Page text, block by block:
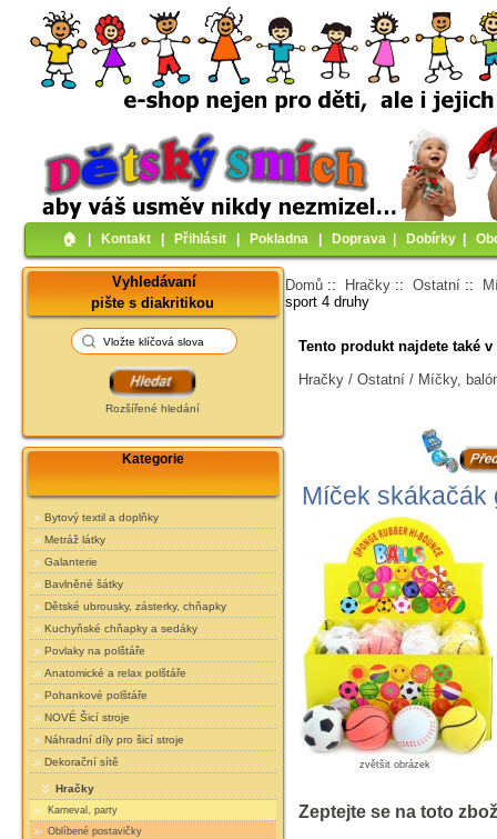
🏠︎ Kontakt Přihlásit Pokladna Doprava Dobírky
Vyhledávaní
pište s diakritikou
Rozšířené hledání
Kategorie
Bytový textil a doplňky
Metráž látky
Galanterie
Bavlněné šátky
Dětské ubrousky, zásterky, chňapky
Kuchyňské chňapky a sedáky
Povlaky na polštáře
Anatomické a relax polštáře
Pohankové polštáře
NOVÉ Šicí stroje
Náhradní díly pro šicí stroje
Dekorační sítě
Hračky
Karneval, party
Oblíbené postavičky
Domů :: Hračky ::Ostatní ::
sport 4 druhy
Tento produkt najdete také
Hračky / Ostatní / Míčky,
Míček skákačák
zvětšit obrázek
Zeptejte se na toto